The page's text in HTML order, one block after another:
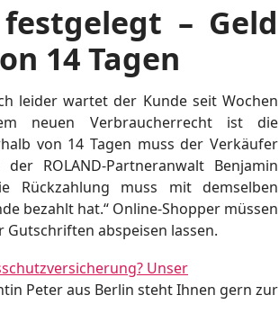
– Geld
14 Tagen
leider wartet der Kunde seit Wochen
neuen Verbraucherrecht ist die
von 14 Tagen muss der Verkäufer
ROLAND-Partneranwalt Benjamin
Rückzahlung muss mit demselben
bezahlt hat.“ Online-Shopper müssen
abspeisen lassen.
Unser
Peter aus Berlin steht Ihnen gern zur